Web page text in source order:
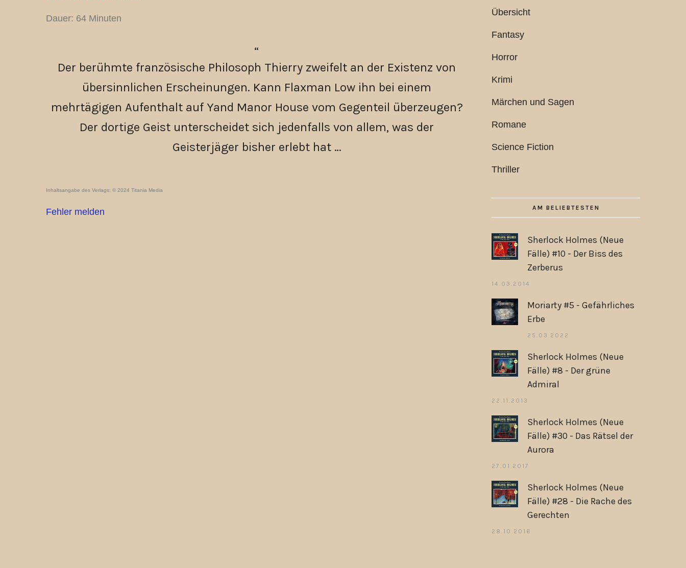
Dauer: 64 Minuten
Der berühmte französische Philosoph Thierry zweifelt an der Existenz von
übersinnlichen Erscheinungen. Kann Flaxman Low ihn bei einem
mehrtägigen Aufenthalt auf Yand Manor House vom Gegenteil überzeugen?
Der dortige Geist unterscheidet sich jedenfalls von allem, was der
Geisterjäger bisher erlebt hat …
Inhaltsangabe des Verlags; © 2024 Titania Media
Fehler melden
Übersicht
Fantasy
Horror
Krimi
Märchen und Sagen
Romane
Science Fiction
Thriller
AM BELIEBTESTEN
Sherlock Holmes (Neue
Fälle) #10 - Der Biss des
Zerberus
14.03.2014
Moriarty #5 - Gefährliches
Erbe
25.03.2022
Sherlock Holmes (Neue
Fälle) #8 - Der grüne
Admiral
22.11.2013
Sherlock Holmes (Neue
Fälle) #30 - Das Rätsel der
Aurora
27.01.2017
Sherlock Holmes (Neue
Fälle) #28 - Die Rache des
Gerechten
28.10.2016